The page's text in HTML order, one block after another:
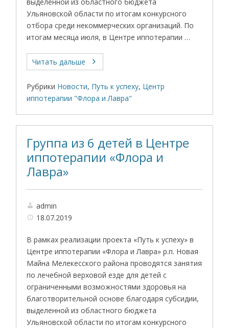
Ульяновской области по итогам конкурсного
отбора среди некоммерческих организаций. По
итогам месяца июля, в Центре иппотерапии …
Читать дальше
Рубрики Новости, Путь к успеху, Центр
иппотерапии "Флора и Лавра"
Группа из 6 детей в Центре
иппотерапии «Флора и
Лавра»
admin
18.07.2019
В рамках реализации проекта «Путь к успеху» в
Центре иппотерапии «Флора и Лавра» р.п. Новая
Майна Мелекесского района проводятся занятия
по лечебной верховой езде для детей с
ограниченными возможностями здоровья на
благотворительной основе благодаря субсидии,
выделенной из областного бюджета
Ульяновской области по итогам конкурсного